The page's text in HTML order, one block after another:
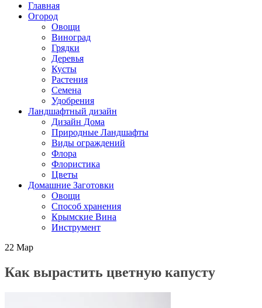
Главная
Огород
Овощи
Виноград
Грядки
Деревья
Кусты
Растения
Семена
Удобрения
Ландшафтный дизайн
Дизайн Дома
Природные Ландшафты
Виды ограждений
Флора
Флористика
Цветы
Домашние Заготовки
Овощи
Способ хранения
Крымские Вина
Инструмент
22 Мар
Как вырастить цветную капусту